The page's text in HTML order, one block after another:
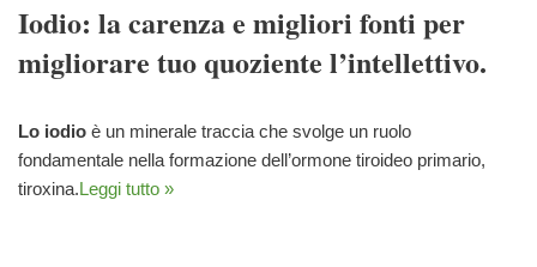
Iodio: la carenza e migliori fonti per
migliorare tuo quoziente l’intellettivo.
Lo iodio è un minerale traccia che svolge un ruolo
fondamentale nella formazione dell’ormone tiroideo primario,
tiroxina.Leggi tutto »